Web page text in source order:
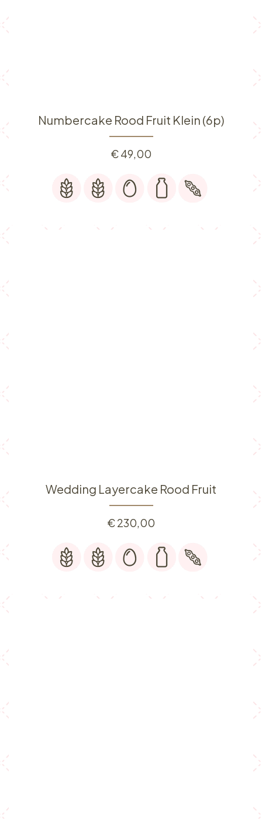
Numbercake Rood Fruit Klein (6p)
€49,00
Wedding Layercake Rood Fruit
€230,00